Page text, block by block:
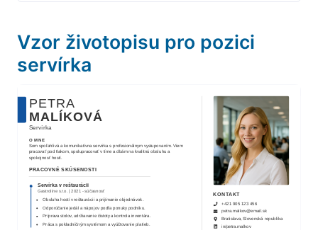
Vzor životopisu pro pozici
servírka
PETRA
MALÍKOVÁ
Servírka
O MNE
Som spoľahlivá a komunikatívna servírka s profesionálnym vystupovaním. Viem
pracovať pod tlakom, spolupracovať v tíme a dbám na kvalitnú obsluhu a
spokojnosť hostí.
PRACOVNÉ SKÚSENOSTI
Servírka v reštaurácii
Gastroline s.r.o. |2021 -súčasnosť
Obsluha hostí v reštaurácii a prijímanie objednávok.
Odporúčanie jedál a nápojov podľa ponuky podniku.
Príprava stolov, udržiavanie čistoty a kontrola inventára.
Práca s pokladničným systémom a vyúčtovanie platieb.
KONTAKT
+421 905 123 456
petra.malkov@email.sk
Bratislava, Slovenská republika
in/petra.malkov